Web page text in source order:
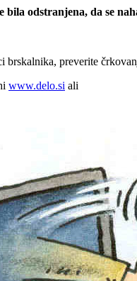
odstranjena, da se
brskalnika, preverite
www.delo.si ali